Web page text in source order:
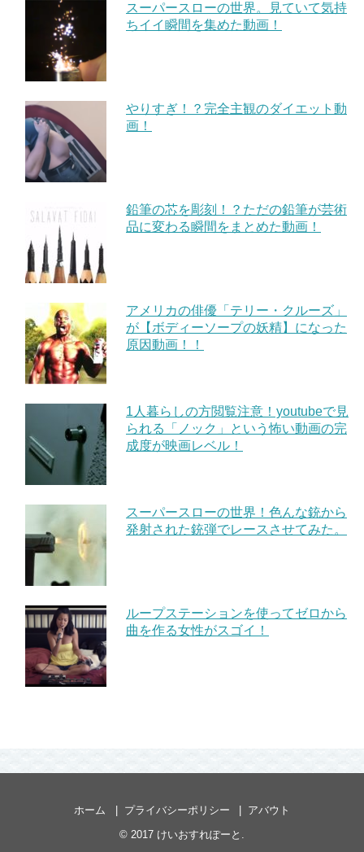
スーパースローの世界。見ていて気持
ちイイ瞬間を集めた動画！
やりすぎ！？完全主観のダイエット動
画！
鉛筆の芯を彫刻！？ただの鉛筆が芸術
品に変わる瞬間をまとめた動画！
アメリカの俳優「テリー・クルーズ」
が【ボディーソープの妖精】になった
原因動画！！
1人暮らしの方閲覧注意！youtubeで見
られる「ノック」という怖い動画の完
成度が映画レベル！
スーパースローの世界！色んな銃から
発射された銃弾でレースさせてみた。
ループステーションを使ってゼロから
曲を作る女性がスゴイ！
ホーム プライバシーポリシー
アバウト
© 2017 けいおすれぽーと